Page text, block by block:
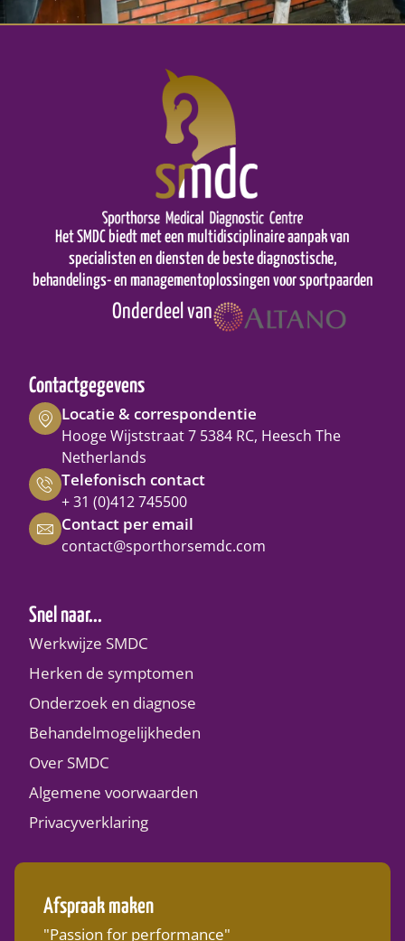
Het SMDC biedt met een multidisciplinaire aanpak van
specialisten en diensten de beste diagnostische,
behandelings- en managementoplossingen voor sportpaarden
Onderdeel van
Contactgegevens
Locatie & correspondentie
Hooge Wijststraat 7 5384 RC, Heesch The
Netherlands
Telefonisch contact
+ 31 (0)412 745500
Contact per email
contact@sporthorsemdc.com
Snel naar...
Werkwijze SMDC
Herken de symptomen
Onderzoek en diagnose
Behandelmogelijkheden
Over SMDC
Algemene voorwaarden
Privacyverklaring
Afspraak maken
"Passion for performance"